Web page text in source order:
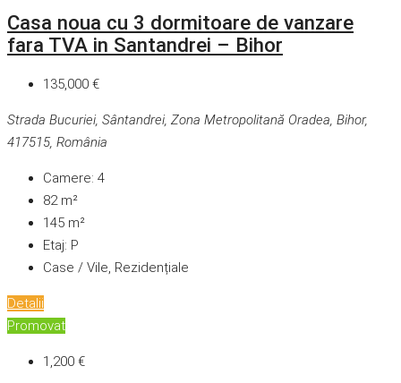
Casa noua cu 3 dormitoare de vanzare
fara TVA in Santandrei – Bihor
135,000 €
Strada Bucuriei, Sântandrei, Zona Metropolitană Oradea, Bihor,
417515, România
Camere: 4
82 m²
145 m²
Etaj: P
Case / Vile, Rezidențiale
Detalii
Promovat
1,200 €